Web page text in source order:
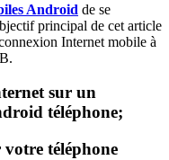
Android de se
principal de cet article
Internet mobile à
sur un
téléphone;
votre téléphone